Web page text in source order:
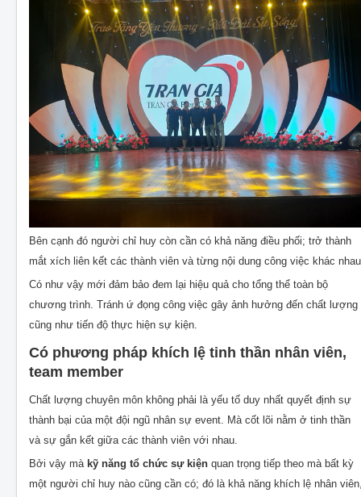
Bên cạnh đó người chỉ huy còn cần có khả năng điều phối; trở thành
mắt xích liên kết các thành viên và từng nội dung công việc khác
Có như vậy mới đảm bảo đem lại hiệu quả cho tổng thể toàn bộ
chương trình. Tránh ứ đọng công việc gây ảnh hưởng đến chất lượng
cũng như tiến độ thực hiện sự kiện.
Có phương pháp khích lệ tinh thần nhân viên,
team member
Chất lượng chuyên môn không phải là yếu tố duy nhất quyết định sự
thành bại của một đội ngũ nhân sự event. Mà cốt lõi nằm ở tinh thần
và sự gắn kết giữa các thành viên với nhau.
Bởi vậy mà kỹ năng tổ chức sự kiện quan trọng tiếp theo mà bất kỳ
một người chỉ huy nào cũng cần có; đó là khả năng khích lệ nhân